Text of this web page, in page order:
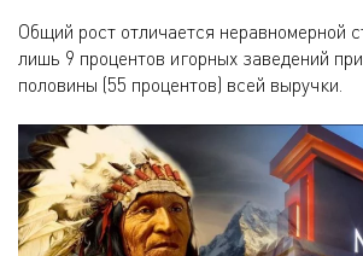
Общий рост отличается неравномерной
лишь 9 процентов игорных заведений
половины (55 процентов) всей выручки.